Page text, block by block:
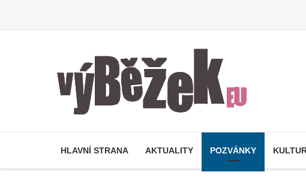
HLAVNÍ STRANA AKTUALITY POZVÁNKY